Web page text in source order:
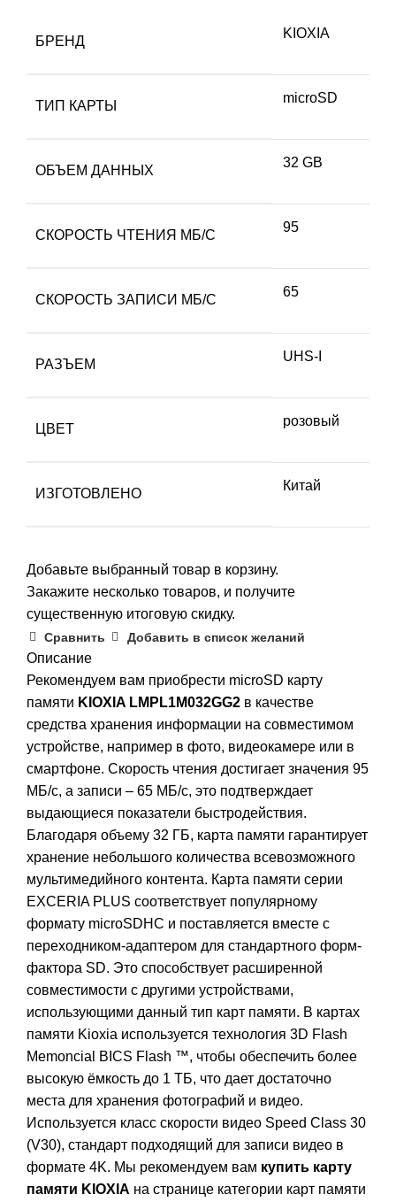
БРЕНД
KIOXIA
ТИП КАРТЫ
microSD
ОБЪЕМ ДАННЫХ
32 GB
СКОРОСТЬ ЧТЕНИЯ МБ/С
95
СКОРОСТЬ ЗАПИСИ МБ/С
65
РАЗЪЕМ
UHS-I
ЦВЕТ
розовый
ИЗГОТОВЛЕНО
Китай
Добавьте выбранный товар в корзину.
Закажите несколько товаров, и получите
существенную итоговую скидку.
Сравнить Добавить в список желаний
Описание
Рекомендуем вам приобрести microSD карту
памяти KIOXIA LMPL1M032GG2 в качестве
средства хранения информации на совместимом
устройстве, например в фото, видеокамере или в
смартфоне. Скорость чтения достигает значения 95
МБ/с, а записи – 65 МБ/с, это подтверждает
выдающиеся показатели быстродействия.
Благодаря объему 32 ГБ, карта памяти гарантирует
хранение небольшого количества всевозможного
мультимедийного контента. Карта памяти серии
EXCERIA PLUS соответствует популярному
формату microSDHC и поставляется вместе с
переходником-адаптером для стандартного форм-
фактора SD. Это способствует расширенной
совместимости с другими устройствами,
использующими данный тип карт памяти. В картах
памяти Kioxia используется технология 3D Flash
Memoncial BICS Flash ™, чтобы обеспечить более
высокую ёмкость до 1 ТБ, что дает достаточно
места для хранения фотографий и видео.
Используется класс скорости видео Speed Class 30
(V30), стандарт подходящий для записи видео в
формате 4K. Мы рекомендуем вам купить карту
памяти KIOXIA на странице категории карт памяти